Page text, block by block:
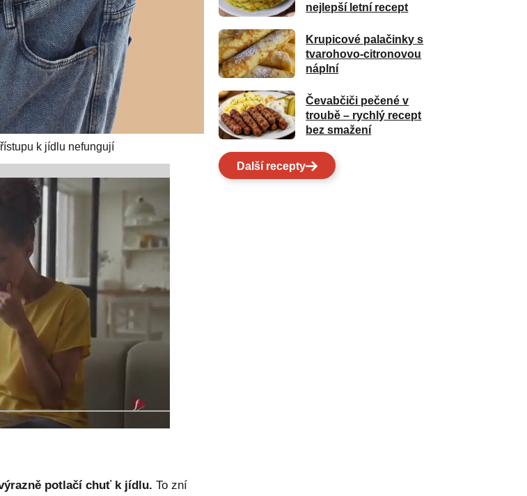
k jídlu nefungují
potlačí chuť k jídlu. To zní
nejlepší letní recept
Krupicové palačinky s
tvarohovo-citronovou
náplní
Čevabčiči pečené v
troubě – rychlý recept
bez smažení
Další recepty